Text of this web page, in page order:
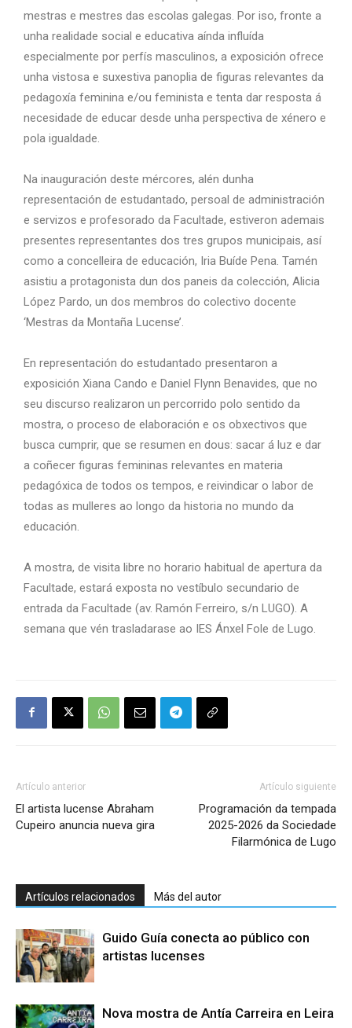
mestras e mestres das escolas galegas. Por iso, fronte a
unha realidade social e educativa aínda influída
especialmente por perfís masculinos, a exposición ofrece
unha vistosa e suxestiva panoplia de figuras relevantes da
pedagoxía feminina e/ou feminista e tenta dar resposta á
necesidade de educar desde unha perspectiva de xénero e
pola igualdade.
Na inauguración deste mércores, alén dunha
representación de estudantado, persoal de administración
e servizos e profesorado da Facultade, estiveron ademais
presentes representantes dos tres grupos municipais, así
como a concelleira de educación, Iria Buíde Pena. Tamén
asistiu a protagonista dun dos paneis da colección, Alicia
López Pardo, un dos membros do colectivo docente
‘Mestras da Montaña Lucense’.
En representación do estudantado presentaron a
exposición Xiana Cando e Daniel Flynn Benavides, que no
seu discurso realizaron un percorrido polo sentido da
mostra, o proceso de elaboración e os obxectivos que
busca cumprir, que se resumen en dous: sacar á luz e dar
a coñecer figuras femininas relevantes en materia
pedagóxica de todos os tempos, e reivindicar o labor de
todas as mulleres ao longo da historia no mundo da
educación.
A mostra, de visita libre no horario habitual de apertura da
Facultade, estará exposta no vestíbulo secundario de
entrada da Facultade (av. Ramón Ferreiro, s/n LUGO). A
semana que vén trasladarase ao IES Ánxel Fole de Lugo.
Artículo anterior
El artista lucense Abraham
Cupeiro anuncia nueva gira
Artículo siguiente
Programación da tempada
2025-2026 da Sociedade
Filarmónica de Lugo
Artículos relacionados Más del autor
Guido Guía conecta ao público con
artistas lucenses
Nova mostra de Antía Carreira en Leira